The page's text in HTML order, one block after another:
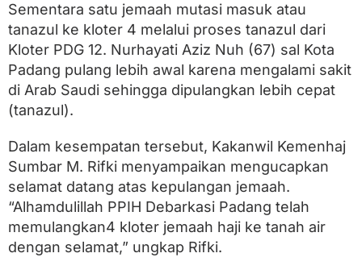
a
r
a
n
y
a
W
t
d
i
T
a
n
h
Sementara satu jemaah mutasi masuk atau
tanazul ke kloter 4 melalui proses tanazul dari
Kloter PDG 12. Nurhayati Aziz Nuh (67) sal Kota
Padang pulang lebih awal karena mengalami sakit
di Arab Saudi sehingga dipulangkan lebih cepat
(tanazul).
Dalam kesempatan tersebut, Kakanwil Kemenhaj
Sumbar M. Rifki menyampaikan mengucapkan
selamat datang atas kepulangan jemaah.
“Alhamdulillah PPIH Debarkasi Padang telah
memulangkan4 kloter jemaah haji ke tanah air
dengan selamat,” ungkap Rifki.